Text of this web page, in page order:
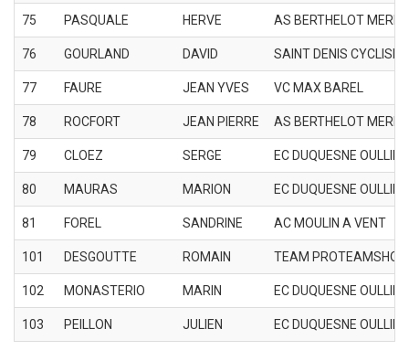
75 PASQUALE HERVE AS BERTHELOT
76 GOURLAND DAVID SAINT DENIS
77 FAURE JEAN YVES VC MAX BAREL
78 ROCFORT JEAN PIERRE AS BERTHELOT
79 CLOEZ SERGE EC DUQUESNE OULLINS
80 MAURAS MARION EC DUQUESNE OULLINS
81 FOREL SANDRINE AC MOULIN A VENT
101 DESGOUTTE ROMAIN TEAM PROTEAMSHOP
102 MONASTERIO MARIN EC DUQUESNE OULLINS
103 PEILLON JULIEN EC DUQUESNE OULLINS